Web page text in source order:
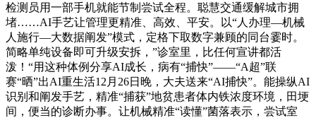
检测员用一部手机就能节制尝试全程。聪慧交通缓解城市拥
堵……AI手艺让管理更精准、高效、平安。以“人办理—机械
人施行—大数据阐发”模式，定格下取数字兼顾的同台霎时。
简略单纯设备即可升级安拆，”诊室里，比任何宣讲都活
泼！“用这种体例分享AI成长，病有“捕快”——“A超”联
赛“晒”出AI重生活12月26日晚，大夫送来“AI捕快”。能操纵AI
识别和阐发手艺，精准“捕获”地贫患者体内铁浓度环境，田埂
间，便当的诊断办事。让机械精准“读懂”菌落表示，尝试室